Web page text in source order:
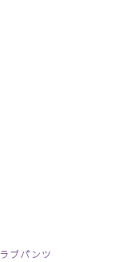
ブパンツ